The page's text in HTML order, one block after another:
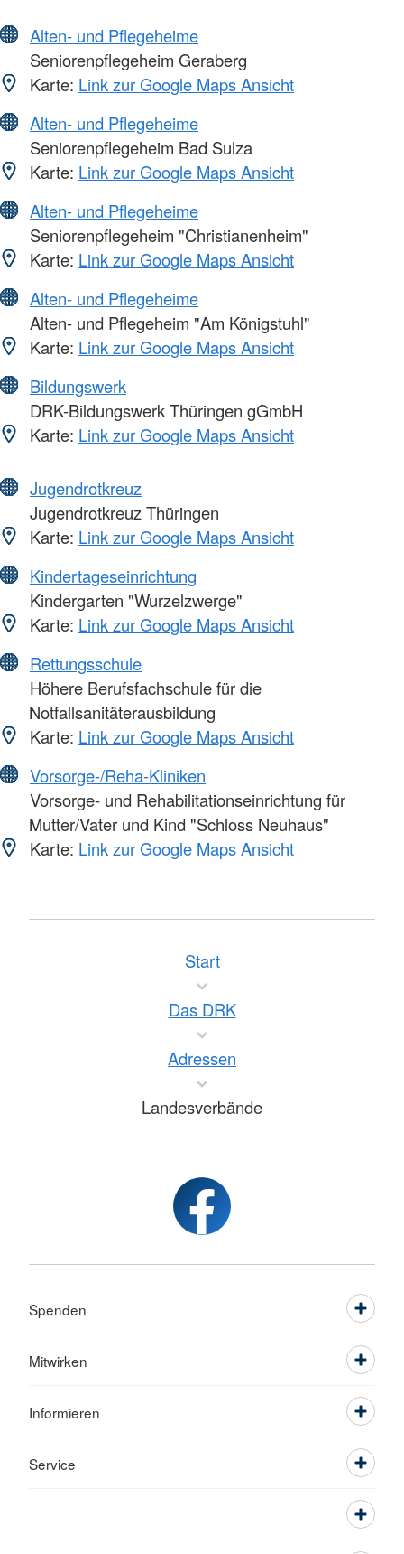
Alten- und Pflegeheime
Seniorenpflegeheim Geraberg
Karte: Link zur Google Maps Ansicht
Alten- und Pflegeheime
Seniorenpflegeheim Bad Sulza
Karte: Link zur Google Maps Ansicht
Alten- und Pflegeheime
Seniorenpflegeheim "Christianenheim"
Karte: Link zur Google Maps Ansicht
Alten- und Pflegeheime
Alten- und Pflegeheim "Am Königstuhl"
Karte: Link zur Google Maps Ansicht
Bildungswerk
DRK-Bildungswerk Thüringen gGmbH
Karte: Link zur Google Maps Ansicht
Jugendrotkreuz
Jugendrotkreuz Thüringen
Karte: Link zur Google Maps Ansicht
Kindertageseinrichtung
Kindergarten "Wurzelzwerge"
Karte: Link zur Google Maps Ansicht
Rettungsschule
Höhere Berufsfachschule für die
Notfallsanitäterausbildung
Karte: Link zur Google Maps Ansicht
Vorsorge-/Reha-Kliniken
Vorsorge- und Rehabilitationseinrichtung für
Mutter/Vater und Kind "Schloss Neuhaus"
Karte: Link zur Google Maps Ansicht
Start
Das DRK
Adressen
Landesverbände
Spenden
Mitwirken
Informieren
Service